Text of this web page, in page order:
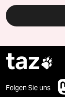
taz
Folgen Sie uns